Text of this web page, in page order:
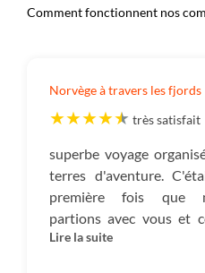
votre voyage ainsi que
loyers, électricité,
impôts qui sont dus :
autres impôts.
Mécénat :Ce sont les
de reforestation nous
Comment fonctionnent nos
Norvège à travers les fjords
très satisfait
superbe voyage
terres d'aventure.
première fois que
partions avec vous et
sera surement pas la
Lire la suite